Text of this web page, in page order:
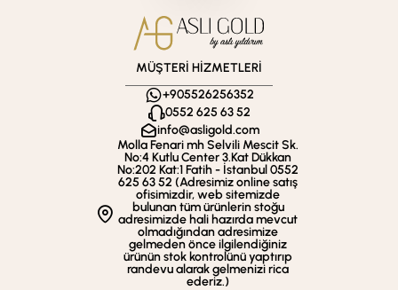
MÜŞTERİ HİZMETLERİ
+905526256352
0552 625 63 52
info@asligold.com
Molla Fenari mh Selvili Mescit Sk.
No:4 Kutlu Center 3.Kat Dükkan
No:202 Kat:1 Fatih - İstanbul 0552
625 63 52 (Adresimiz online satış
ofisimizdir, web sitemizde
bulunan tüm ürünlerin stoğu
adresimizde hali hazırda mevcut
olmadığından adresimize
gelmeden önce ilgilendiğiniz
ürünün stok kontrolünü yaptırıp
randevu alarak gelmenizi rica
ederiz.)